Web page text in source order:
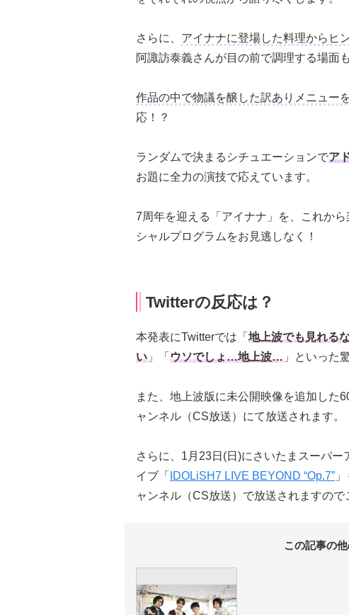
さらに、 アイナナに登場した料理からヒ
阿諏訪泰義さんが目の前で調理する場面も
作品の中で物議を醸した訳ありメニュー
応！？
ランダムで決まるシチュエーションでア
お題に全力の演技で応えています。
7周年を迎える「アイナナ」を、これか
シャルプログラムをお見逃しなく！
Twitterの反応は？
本発表にTwitterでは「 地上波でも見れる
い 」「 ウソでしょ…地上波… 」といった
また、地上波版に未公開映像を追加した
ャンネル（CS放送）にて放送されます。
さらに、1月23日(日)にさいたまスーパ
イブ「
IDOLiSH7 LIVE BEYOND “Op.7”
ャンネル（CS放送）で放送されますので
この記事の他